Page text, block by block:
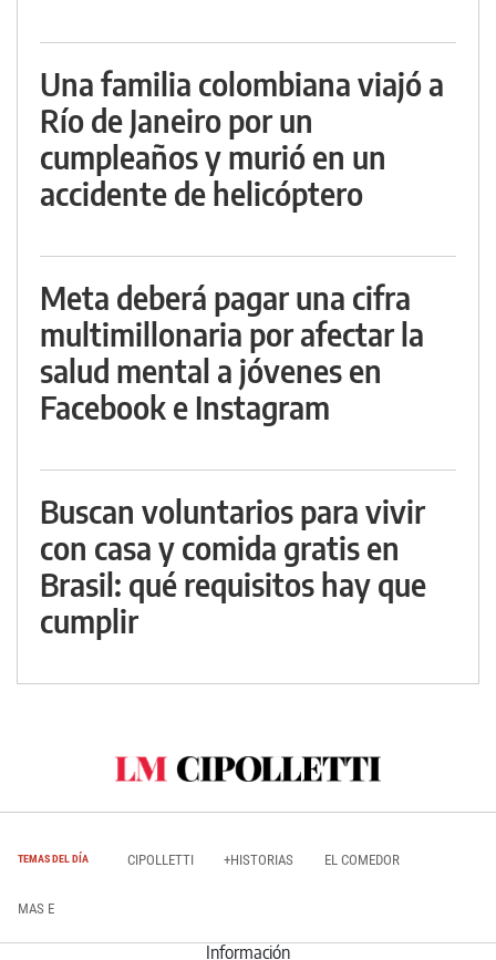
Una familia colombiana viajó a
Río de Janeiro por un
cumpleaños y murió en un
accidente de helicóptero
Meta deberá pagar una cifra
multimillonaria por afectar la
salud mental a jóvenes en
Facebook e Instagram
Buscan voluntarios para vivir
con casa y comida gratis en
Brasil: qué requisitos hay que
cumplir
TEMAS DEL DÍA CIPOLLETTI +HISTORIAS EL COMEDOR
MAS E
Información